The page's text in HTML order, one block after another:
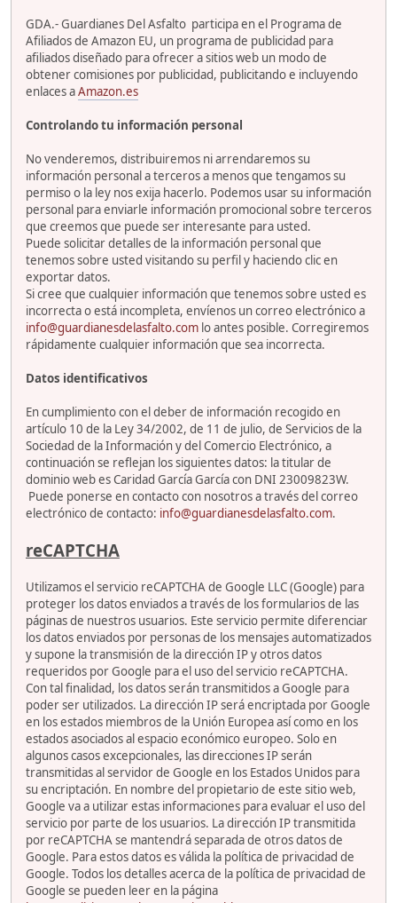
GDA.- Guardianes Del Asfalto participa en el Programa de
Afiliados de Amazon EU, un programa de publicidad para
afiliados diseñado para ofrecer a sitios web un modo de
obtener comisiones por publicidad, publicitando e incluyendo
enlaces aAmazon.es
Controlando tu información personal
No venderemos, distribuiremos ni arrendaremos su
información personal a terceros a menos que tengamos su
permiso o la ley nos exija hacerlo. Podemos usar su información
personal para enviarle información promocional sobre terceros
que creemos que puede ser interesante para usted.
Puede solicitar detalles de la información personal que
tenemos sobre usted visitando su perfil y haciendo clic en
exportar datos.
Si cree que cualquier información que tenemos sobre usted es
incorrecta o está incompleta, envíenos un correo electrónico a
info@guardianesdelasfalto.com lo antes posible. Corregiremos
rápidamente cualquier información que sea incorrecta.
Datos identificativos
En cumplimiento con el deber de información recogido en
artículo 10 de la Ley 34/2002, de 11 de julio, de Servicios de la
Sociedad de la Información y del Comercio Electrónico, a
continuación se reflejan los siguientes datos: la titular de
dominio web es Caridad García García con DNI 23009823W.
Puede ponerse en contacto con nosotros a través del correo
electrónico de contacto: info@guardianesdelasfalto.com.
reCAPTCHA
Utilizamos el servicio reCAPTCHA de Google LLC (Google) para
proteger los datos enviados a través de los formularios de las
páginas de nuestros usuarios. Este servicio permite diferenciar
los datos enviados por personas de los mensajes automatizados
y supone la transmisión de la dirección IP y otros datos
requeridos por Google para el uso del servicio reCAPTCHA.
Con tal finalidad, los datos serán transmitidos a Google para
poder ser utilizados. La dirección IP será encriptada por Google
en los estados miembros de la Unión Europea así como en los
estados asociados al espacio económico europeo. Solo en
algunos casos excepcionales, las direcciones IP serán
transmitidas al servidor de Google en los Estados Unidos para
su encriptación. En nombre del propietario de este sitio web,
Google va a utilizar estas informaciones para evaluar el uso del
servicio por parte de los usuarios. La dirección IP transmitida
por reCAPTCHA se mantendrá separada de otros datos de
Google. Para estos datos es válida la política de privacidad de
Google. Todos los detalles acerca de la política de privacidad de
Google se pueden leer en la página